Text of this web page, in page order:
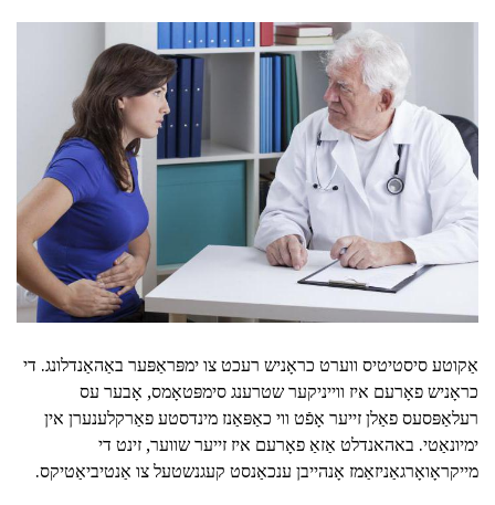
אַקוטע סיסטיטיס ווערט כראָניש רעכט צו ימפּראַפּער באַהאַנדלונג. די
כראָניש פאָרעם איז ווייניקער שטרענג סימפּטאָמס, אָבער עס
רעלאַפּסעס פאַלן זייער אָפֿט ווי כאַפּאַנז מינדסטע פאַרקלענערן אין
ימיונאַטי. באהאנדלט אַזאַ פאָרעם איז זייער שווער, זינט די
מייקראָואָרגאַניזאַמז אָנהייבן ענכאַנסט קעגנשטעל צו אַנטיביאַטיקס.